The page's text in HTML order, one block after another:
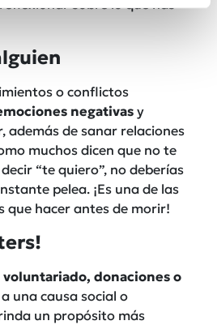
o conflictos
negativas y
además de sanar relaciones
muchos dicen que no te
“te quiero”, no deberías
pelea. ¡Es una de las
que hacer antes de morir!
voluntariado, donaciones o
una causa social o
un propósito más